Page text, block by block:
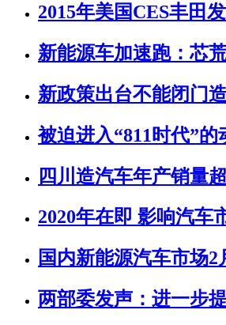
2015年美国CES丰田
新能源车加速跑：芯
新政策出台不能闭门
被迫进入“811时代”的
四川造汽车年产销量
2020年在即 影响汽车
国内新能源汽车市场2
两部委发声：进一步